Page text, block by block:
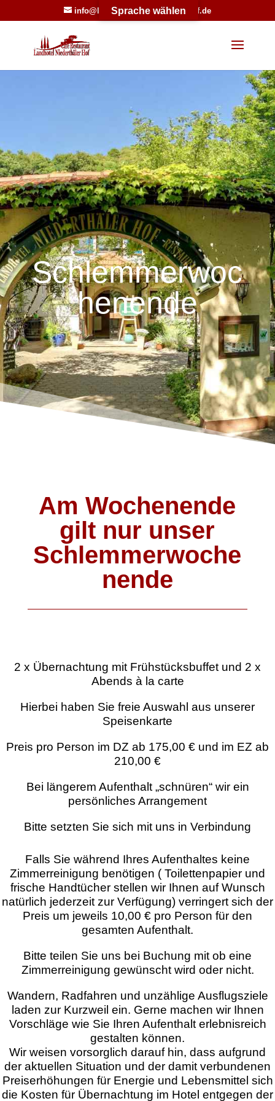
Werkzeugleiste öffnen
info@landhotel-niederthaeler-hof.de
Schlemmerwoc
henende
Am Wochenende
gilt nur unser
Schlemmerwoche
nende
2 x Übernachtung mit Frühstücksbuffet und 2 x
Abends à la carte
Hierbei haben Sie freie Auswahl aus unserer
Speisenkarte
Preis pro Person im DZ ab 175,00 € und im EZ ab
210,00 €
Bei längerem Aufenthalt „schnüren“ wir ein
persönliches Arrangement
Bitte setzten Sie sich mit uns in Verbindung
Falls Sie während Ihres Aufenthaltes keine
Zimmerreinigung benötigen ( Toilettenpapier und
frische Handtücher stellen wir Ihnen auf Wunsch
natürlich jederzeit zur Verfügung) verringert sich der
Preis um jeweils 10,00 € pro Person für den
gesamten Aufenthalt.
Bitte teilen Sie uns bei Buchung mit ob eine
Zimmerreinigung gewünscht wird oder nicht.
Wandern, Radfahren und unzählige Ausflugsziele
laden zur Kurzweil ein. Gerne machen wir Ihnen
Vorschläge wie Sie Ihren Aufenthalt erlebnisreich
gestalten können.
Wir weisen vorsorglich darauf hin, dass aufgrund
der aktuellen Situation und der damit verbundenen
Preiserhöhungen für Energie und Lebensmittel sich
die Kosten für Übernachtung im Hotel entgegen der
Sprache wählen